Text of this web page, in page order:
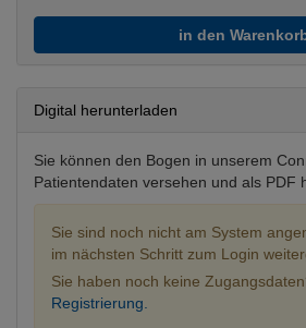
in den
Digital herunterladen
Sie können den Bogen in unserem
Patientendaten versehen und als PDF
Sie sind noch nicht am System
im nächsten Schritt zum Login
Sie haben noch keine
Registrierung.